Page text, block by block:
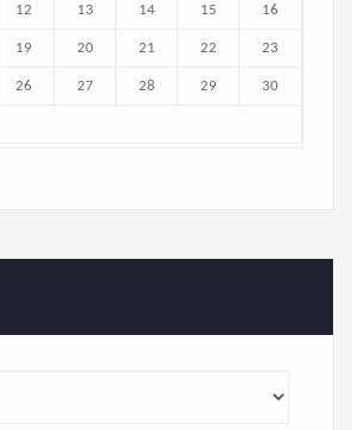
12 13 14 15 16
19 20 21 22 23
26 27 28 29 30